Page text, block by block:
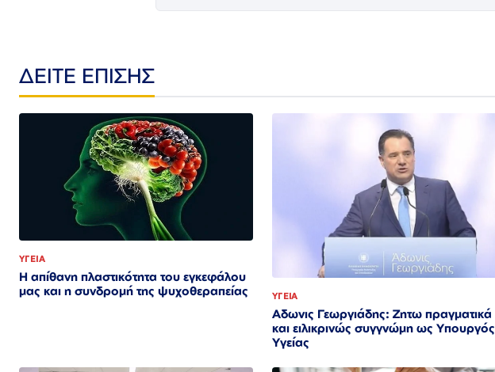
ΔΕΙΤΕ ΕΠΙΣΗΣ
ΥΓΕΙΑ
Η απίθανη πλαστικότητα του εγκεφάλου
μας και η συνδρομή της ψυχοθεραπείας
ΥΓΕΙΑ
Αδωνις Γεωργιάδης: Ζητω πραγματικά
και ειλικρινώς συγγνώμη ως Υπουργός
Υγείας